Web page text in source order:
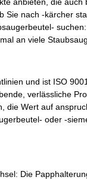
anbieten, die auch
Sie nach -kärcher
an viele
und ist ISO
verlässliche
die Wert auf
oder -
Die